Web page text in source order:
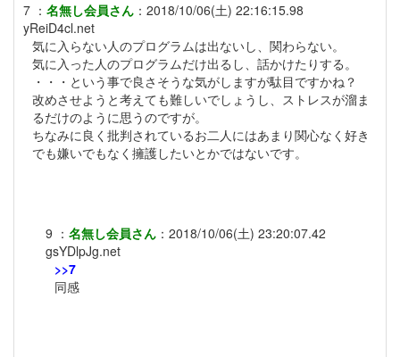
7 ： 名無し会員さん ： 2018/10/06(土) 22:16:15.98
yReiD4cl.net
気に入らない人のプログラムは出ないし、関わらない。
気に入った人のプログラムだけ出るし、話かけたりする。
・・・という事で良さそうな気がしますが駄目ですかね？
改めさせようと考えても難しいでしょうし、ストレスが溜ま
るだけのように思うのですが。
ちなみに良く批判されているお二人にはあまり関心なく好き
でも嫌いでもなく擁護したいとかではないです。
9 ： 名無し会員さん ： 2018/10/06(土) 23:20:07.42
gsYDlpJg.net
>>7
同感